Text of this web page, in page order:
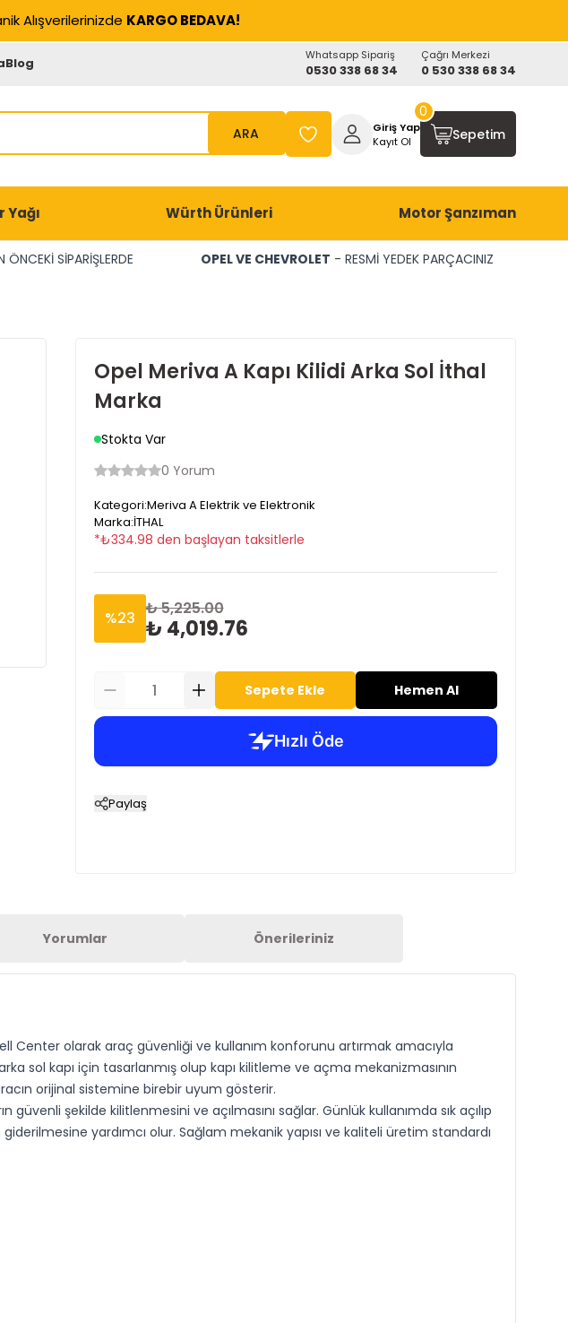
Alışverilerinizde KARGO BEDAVA!
Blog Whatsapp Sipariş
0530 338 68 34
Çağrı Merkezi
0 530 338 68 34
ARA
Giriş Yap
Kayıt Ol
Sepetim
0
Yağı Würth Ürünleri Motor Şanzıman
ÖNCEKİ SİPARİŞLERDE OPEL VE CHEVROLET - RESMİ YEDEK PARÇACINIZ
Opel Meriva A Kapı Kilidi Arka Sol İthal
Marka
Stokta Var
0 Yorum
Kategori:Meriva A Elektrik ve Elektronik
Marka:İTHAL
*₺334.98 den başlayan taksitlerle
%23 ₺ 5,225.00
₺ 4,019.76
Sepete Ekle Hemen Al
Paylaş
Yorumlar Önerileriniz
Center olarak araç güvenliği ve kullanım konforunu artırmak amacıyla
sol kapı için tasarlanmış olup kapı kilitleme ve açma mekanizmasının
orijinal sistemine birebir uyum gösterir.
şekilde kilitlenmesini ve açılmasını sağlar. Günlük kullanımda sık açılıp
yardımcı olur. Sağlam mekanik yapısı ve kaliteli üretim standardı